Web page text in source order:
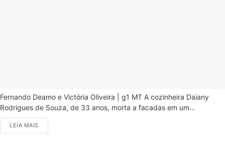
Fernando Deamo e Victória Oliveira | g1 MT A cozinheira Daiany
Rodrigues de Souza, de 33 anos, morta a facadas em um...
LEIA MAIS